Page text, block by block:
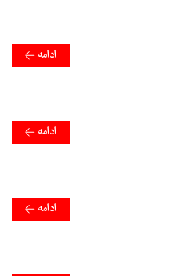
ادامه
ادامه
ادامه